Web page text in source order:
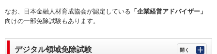
なお、日本金融人材育成協会が認定している 「企業経営アドバイザー」
向けの一部免除試験もあります。
デジタル領域免除試験